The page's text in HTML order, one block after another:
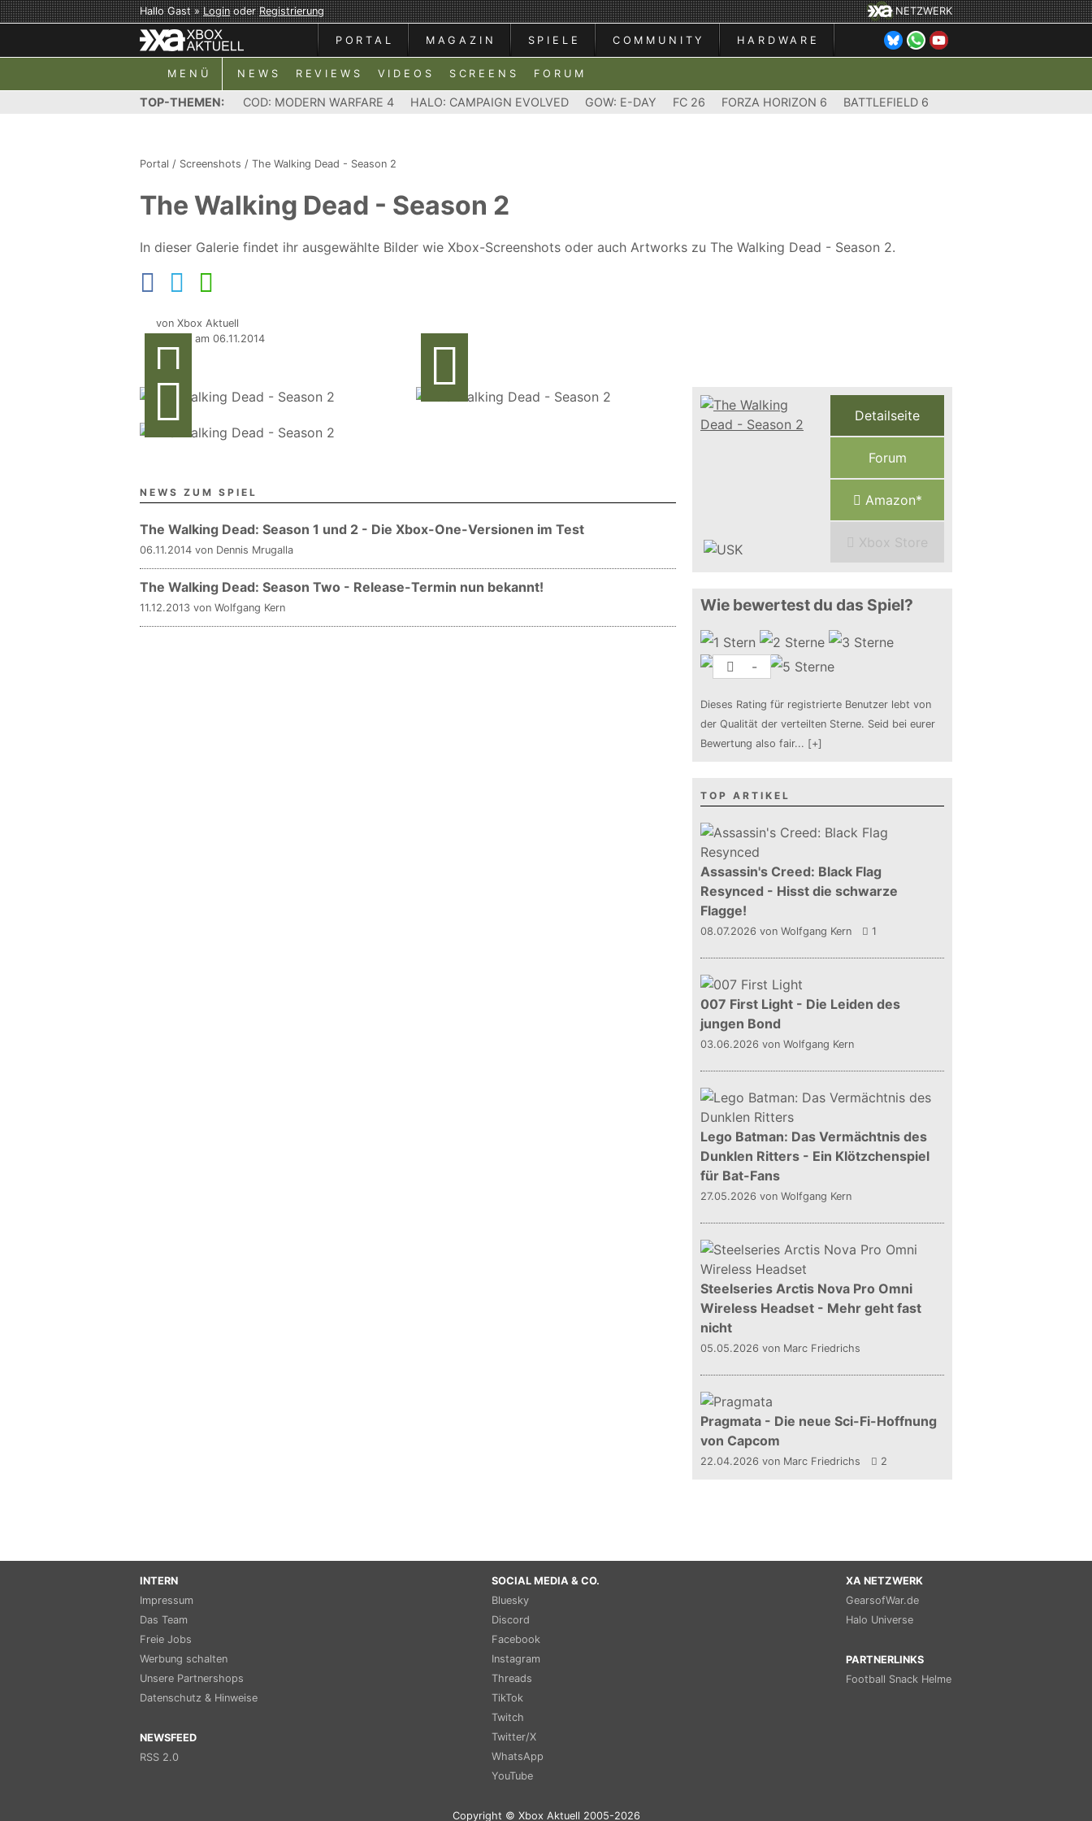
Hallo Gast »LoginoderRegistrierung NETZWERK
PORTAL MAGAZIN SPIELE COMMUNITY HARDWARE
MENÜ NEWS REVIEWS VIDEOS SCREENS FORUM
TOP-THEMEN: COD: MODERN WARFARE 4 HALO: CAMPAIGN EVOLVED GOW: E-DAY FC 26 FORZA HORIZON 6 BATTLEFIELD 6
Portal / Screenshots / The Walking Dead - Season 2
The Walking Dead - Season 2
In dieser Galerie findet ihr ausgewählte Bilder wie Xbox-Screenshots oder auch Artworks zu The Walking Dead - Season 2.
von Xbox Aktuell
Update am 06.11.2014
NEWS ZUM SPIEL
The Walking Dead: Season 1 und 2 - Die Xbox-One-Versionen im Test
06.11.2014 von Dennis Mrugalla
The Walking Dead: Season Two - Release-Termin nun bekannt!
11.12.2013 von Wolfgang Kern
Detailseite
Forum
Amazon*
Xbox Store
Wie bewertest du das Spiel?
-
Dieses Rating für registrierte Benutzer lebt von
der Qualität der verteilten Sterne. Seid bei eurer
Bewertung also fair... [+]
TOP ARTIKEL
Assassin's Creed: Black Flag
Resynced - Hisst die schwarze
Flagge!
08.07.2026 von Wolfgang Kern 1
007 First Light - Die Leiden des
jungen Bond
03.06.2026 von Wolfgang Kern
Lego Batman: Das Vermächtnis des
Dunklen Ritters - Ein Klötzchenspiel
für Bat-Fans
27.05.2026 von Wolfgang Kern
Steelseries Arctis Nova Pro Omni
Wireless Headset - Mehr geht fast
nicht
05.05.2026 von Marc Friedrichs
Pragmata - Die neue Sci-Fi-Hoffnung
von Capcom
22.04.2026 von Marc Friedrichs 2
INTERN
Impressum
Das Team
Freie Jobs
Werbung schalten
Unsere Partnershops
Datenschutz & Hinweise
NEWSFEED
RSS 2.0
SOCIAL MEDIA & CO.
Bluesky
Discord
Facebook
Instagram
Threads
TikTok
Twitch
Twitter/X
WhatsApp
YouTube
XA NETZWERK
GearsofWar.de
Halo Universe
PARTNERLINKS
Football Snack Helme
Copyright © Xbox Aktuell 2005-2026